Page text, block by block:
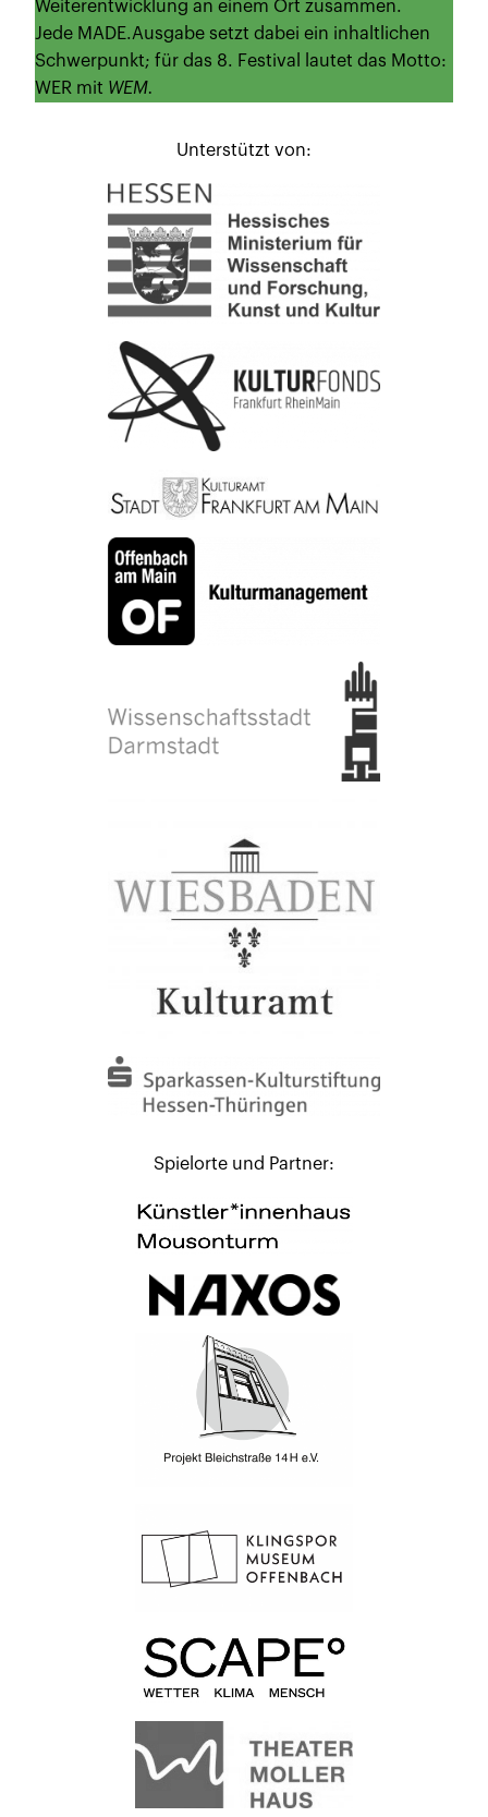
Weiterentwicklung an einem Ort zusammen.
Jede MADE.Ausgabe setzt dabei ein inhaltlichen
Schwerpunkt; für das 8. Festival lautet das Motto:
WER mit WEM.
Unterstützt von:
Spielorte und Partner: